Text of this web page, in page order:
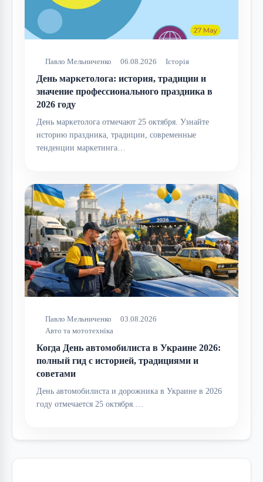
Павло Мельниченко 06.08.2026 Історія
День маркетолога: история, традиции и
значение профессионального праздника в
2026 году
День маркетолога отмечают 25 октября. Узнайте
историю праздника, традиции, современные
тенденции маркетинга…
Павло Мельниченко
03.08.2026
Авто та мототехніка
Когда День автомобилиста в Украине 2026:
полный гид с историей, традициями и
советами
День автомобилиста и дорожника в Украине в 2026
году отмечается 25 октября.…